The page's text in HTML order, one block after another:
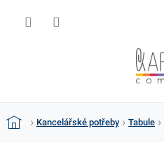
DomůKancelářské potřeby Tabule